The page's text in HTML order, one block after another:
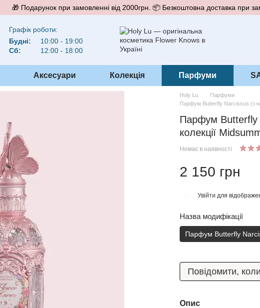
🎁 Подарунок при замовленні від 2000грн. 📦 Безкоштовна доставка при
Графік роботи:
Будні:
10:00 - 19:00
Сб:
12:00 - 18:00
Аксесуари Колекція Парфуми
Holy Lu
Парфуми
Парфум Butterfly Narcissus (з
Парфум Butterfly
колекції
Немає в наявності
2 150 грн
Увійти для
Назва модифікації
Парфум Butterfly
Повідомити,
Опис